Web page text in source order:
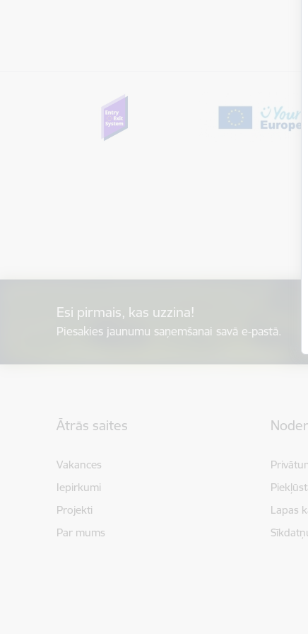
Esi pirmais, kas uzzina!
Piesakies jaunumu saņemšanai savā e-pastā.
Ātrās saites
Vakances
Iepirkumi
Projekti
Par mums
Lapas